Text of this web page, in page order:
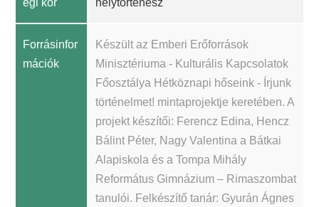
Forrásinfor
mációk
Készült az Emberi Erőforrások
Minisztériuma - Kulturális Kapcsolatok
Főosztálya Hétköznapi hőseink - Írjunk
történelmet! mintaprojektje keretében. A
projekt készítői: Ferencz Edina, Hencz
Bálint Péter, Nagy Valentina a Bátkai
Alapiskola és a Tompa Mihály
Református Gimnázium – Rimaszombat
tanulói. Felkészítő tanár: Gyurán Ágnes